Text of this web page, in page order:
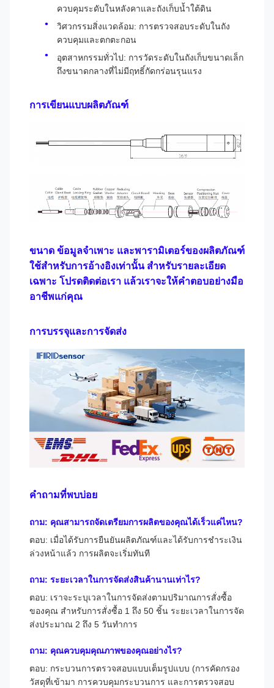
ควบคุมระดับในหลังคาและถังเก็บน้ำใต้ดิน
วิศวกรรมสิ่งแวดล้อม: การตรวจสอบระดับในถัง
ควบคุมและตกตะกอน
อุตสาหกรรมทั่วไป: การวัดระดับในถังเก็บขนาดเล็ก
ถึงขนาดกลางที่ไม่มีฤทธิ์กัดกร่อนรุนแรง
การเขียนแบบผลิตภัณฑ์
ขนาด ข้อมูลจำเพาะ และพารามิเตอร์ของผลิตภัณฑ์
ใช้สำหรับการอ้างอิงเท่านั้น สำหรับรายละเอียด
เฉพาะ โปรดติดต่อเรา แล้วเราจะให้คำตอบอย่างมือ
อาชีพแก่คุณ
การบรรจุและการจัดส่ง
คำถามที่พบบ่อย
ถาม: คุณสามารถจัดเตรียมการผลิตของคุณได้เร็วแค่ไหน?
ตอบ: เมื่อได้รับการยืนยันผลิตภัณฑ์และได้รับการชำระเงิน
ล่วงหน้าแล้ว การผลิตจะเริ่มทันที
ถาม: ระยะเวลาในการจัดส่งสินค้านานเท่าไร?
ตอบ: เราจะระบุเวลาในการจัดส่งตามปริมาณการสั่งซื้อ
ของคุณ สำหรับการสั่งซื้อ 1 ถึง 50 ชิ้น ระยะเวลาในการจัด
ส่งประมาณ 2 ถึง 5 วันทำการ
ถาม: คุณควบคุมคุณภาพของคุณอย่างไร?
ตอบ: กระบวนการตรวจสอบแบบเต็มรูปแบบ (การคัดกรอง
วัสดุที่เข้ามา การควบคุมกระบวนการ และการตรวจสอบ